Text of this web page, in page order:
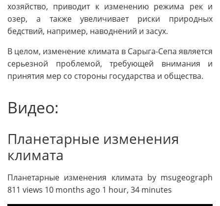
хозяйство, приводит к изменению режима рек и
озер, а также увеличивает риски природных
бедствий, например, наводнений и засух.
В целом, изменение климата в Сарыга-Сепа является
серьезной проблемой, требующей внимания и
принятия мер со стороны государства и общества.
Видео:
Планетарные изменения
климата
Планетарные изменения климата by msugeograph
811 views 10 months ago 1 hour, 34 minutes